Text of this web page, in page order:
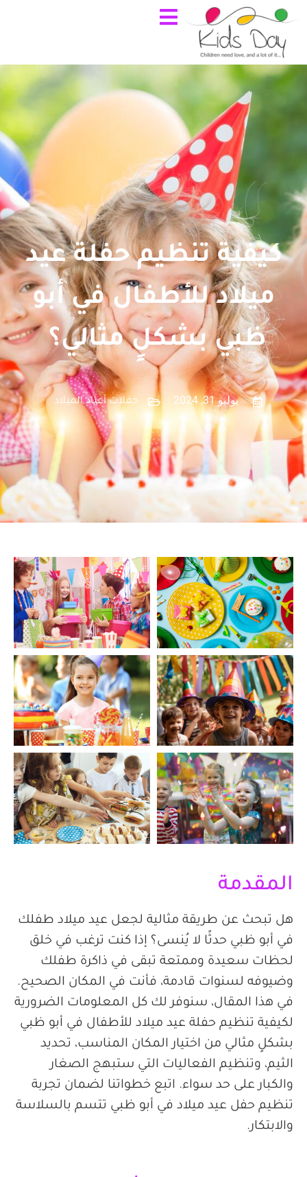
كيفية تنظيم حفلة عيد
ميلاد للأطفال في أبو
ظبي بشكلٍ مثالي؟
يوليو 31, 2024 حفلات أعياد الميلاد
المقدمة
هل تبحث عن طريقة مثالية لجعل عيد ميلاد طفلك
في أبو ظبي حدثًا لا يُنسى؟ إذا كنت ترغب في خلق
لحظات سعيدة وممتعة تبقى في ذاكرة طفلك
وضيوفه لسنوات قادمة، فأنت في المكان الصحيح.
في هذا المقال، سنوفر لك كل المعلومات الضرورية
لكيفية تنظيم حفلة عيد ميلاد للأطفال في أبو ظبي
بشكلٍ مثالي من اختيار المكان المناسب، تحديد
الثيم، وتنظيم الفعاليات التي ستبهج الصغار
والكبار على حد سواء. اتبع خطواتنا لضمان تجربة
تنظيم حفل عيد ميلاد في أبو ظبي تتسم بالسلاسة
والابتكار.